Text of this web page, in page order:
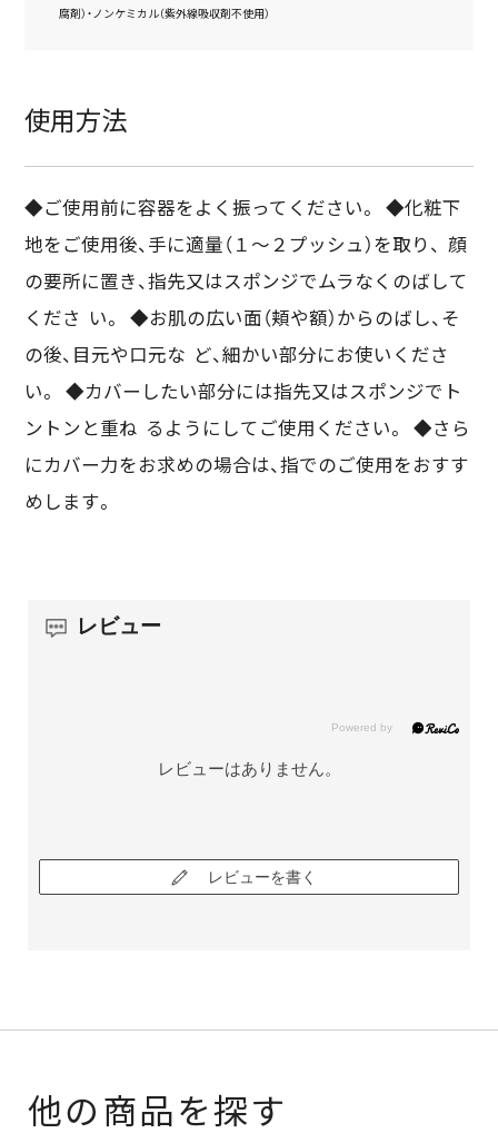
腐剤）・ノンケミカル（紫外線吸収剤不使用）
使用方法
◆ご使用前に容器をよく振ってください。 ◆化粧下
地をご使用後、手に適量（１～２プッシュ）を取り、 顔
の要所に置き、指先又はスポンジでムラなくのばして
くださ い。 ◆お肌の広い面（頬や額）からのばし、そ
の後、目元や口元な ど、細かい部分にお使いくださ
い。 ◆カバーしたい部分には指先又はスポンジでト
ントンと重ね るようにしてご使用ください。 ◆さら
にカバー力をお求めの場合は、指でのご使用をおすす
めします。
レビュー
レビューはありません。
レビューを書く
他の商品を探す